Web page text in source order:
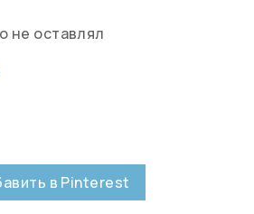
не оставлял
в Pinterest